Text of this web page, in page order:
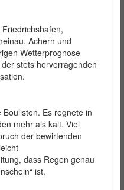
Achern und
Wetterprognose
stets hervorragenden
Es regnete in
mehr als kalt. Viel
der bewirtenden
dass Regen genau
ist.